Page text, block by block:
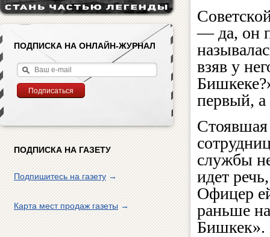
ПОДПИСКА НА ОНЛАЙН-ЖУРНАЛ
ПОДПИСКА НА ГАЗЕТУ
Подпишитесь на газету→
Карта мест продаж газеты→
— да, он
взяв у
первый,
службы
идет
Офицер
раньше